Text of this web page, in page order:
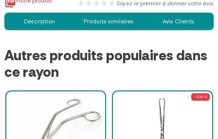
 ★★★★★ Soyez le premier à donner votre avis
Description Produits similaires Avis Clients
Autres produits populaires dans
ce rayon
-3,06 €